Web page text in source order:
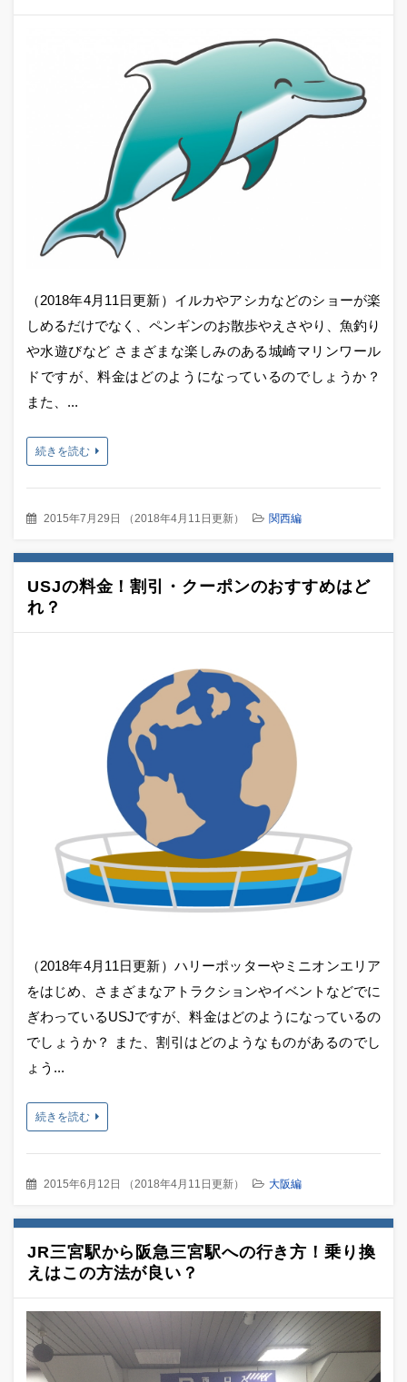
（2018年4月11日更新）イルカやアシカなどのショーが楽
しめるだけでなく、ペンギンのお散歩やえさやり、魚釣り
や水遊びなど さまざまな楽しみのある城崎マリンワール
ドですが、料金はどのようになっているのでしょうか？
また、...
続きを読む
2015年7月29日 （ 2018年4月11日更新） 関西編
USJの料金！割引・クーポンのおすすめはど
れ？
（2018年4月11日更新）ハリーポッターやミニオンエリア
をはじめ、さまざまなアトラクションやイベントなどでに
ぎわっているUSJですが、料金はどのようになっているの
でしょうか？ また、割引はどのようなものがあるのでし
ょう...
続きを読む
2015年6月12日 （2018年4月11日更新） 大阪編
JR三宮駅から阪急三宮駅への行き方！乗り換
えはこの方法が良い？